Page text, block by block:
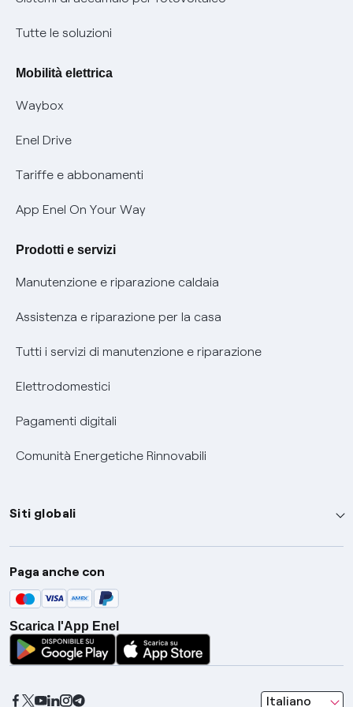
Condizioni generali di contratto prodotti e servizi
Nuove regole europee per la protezione dei dati
Offerte Placet non vulnerabili
Offerta Tutela Vulnerabilità Gas
Mobilità Elettrica
Phishing e truffe online
Verifica chi ti ha chiamato
Informativa RAEE
Tutte le soluzioni
Mobilità elettrica
Waybox
Enel Drive
Tariffe e abbonamenti
App Enel On Your Way
Prodotti e servizi
Manutenzione e riparazione caldaia
Assistenza e riparazione per la casa
Tutti i servizi di manutenzione e riparazione
Elettrodomestici
Pagamenti digitali
Comunità Energetiche Rinnovabili
Siti globali
Enel Group
Enel Green Power
Global Trading
Global Procurement
Gridspertise
Paga anche con
Scarica l'App Enel
Italiano
seleziona una